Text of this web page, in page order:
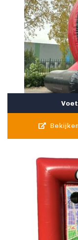
Bekijken